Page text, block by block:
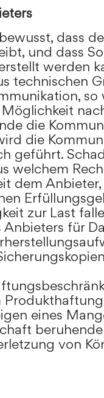
dass
und dass
werden
technischen
so
die
die
geführt.
welchem
dem
zur Last
für
eines
von